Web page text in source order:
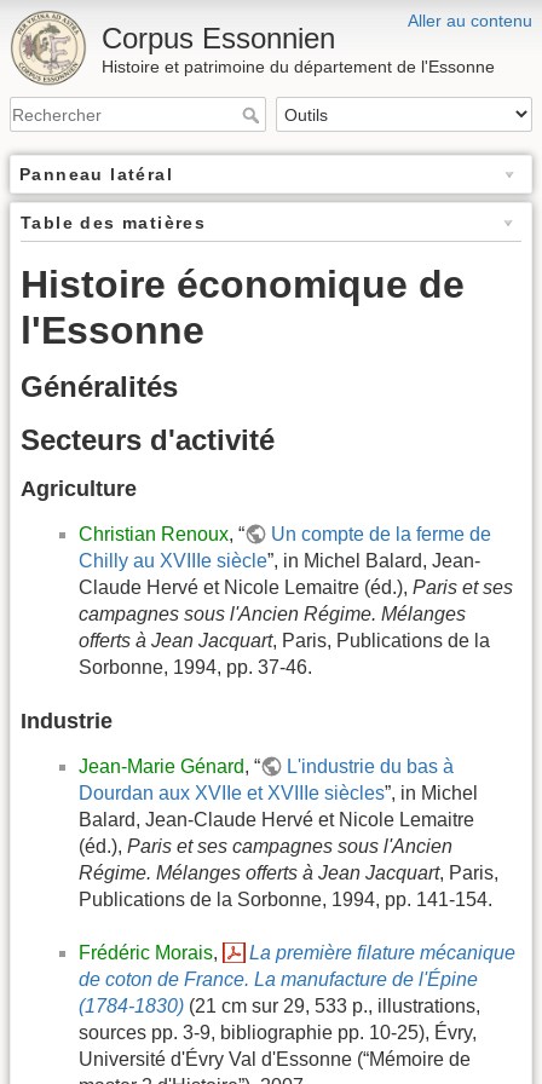
Aller au contenu
Corpus Essonnien
Histoire et patrimoine du département de l'Essonne
Panneau latéral
Table des matières
Histoire économique de
l'Essonne
Généralités
Secteurs d'activité
Agriculture
Christian Renoux, “
Un compte de la ferme de
Chilly au XVIIIe siècle”, in Michel Balard, Jean-
Claude Hervé et Nicole Lemaitre (éd.), Paris et ses
campagnes sous l'Ancien Régime. Mélanges
offerts à Jean Jacquart, Paris, Publications de la
Sorbonne, 1994, pp. 37-46.
Industrie
Jean-Marie Génard, “
L'industrie du bas à
Dourdan aux XVIIe et XVIIIe siècles”, in Michel
Balard, Jean-Claude Hervé et Nicole Lemaitre
(éd.), Paris et ses campagnes sous l'Ancien
Régime. Mélanges offerts à Jean Jacquart, Paris,
Publications de la Sorbonne, 1994, pp. 141-154.
Frédéric Morais,
La première filature mécanique
de coton de France. La manufacture de l'Épine
(1784-1830) (21 cm sur 29, 533 p., illustrations,
sources pp. 3-9, bibliographie pp. 10-25), Évry,
Université d'Évry Val d'Essonne (“Mémoire de